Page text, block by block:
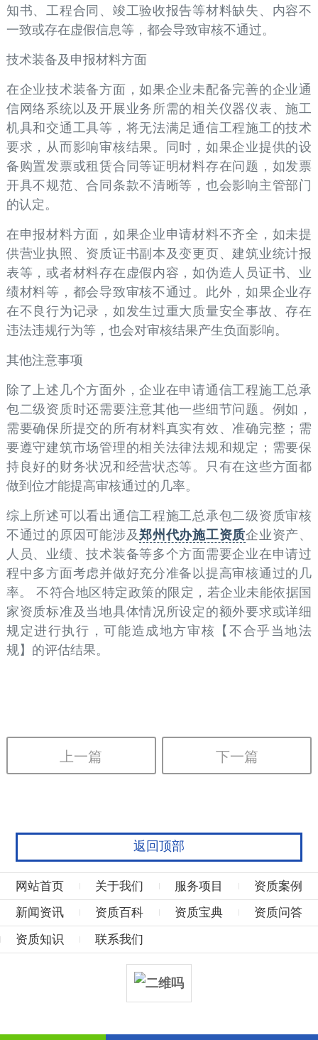
知书、工程合同、竣工验收报告等材料缺失、内容不
一致或存在虚假信息等，都会导致审核不通过。
技术装备及申报材料方面
在企业技术装备方面，如果企业未配备完善的企业通
信网络系统以及开展业务所需的相关仪器仪表、施工
机具和交通工具等，将无法满足通信工程施工的技术
要求，从而影响审核结果。同时，如果企业提供的设
备购置发票或租赁合同等证明材料存在问题，如发票
开具不规范、合同条款不清晰等，也会影响主管部门
的认定。
在申报材料方面，如果企业申请材料不齐全，如未提
供营业执照、资质证书副本及变更页、建筑业统计报
表等，或者材料存在虚假内容，如伪造人员证书、业
绩材料等，都会导致审核不通过。此外，如果企业存
在不良行为记录，如发生过重大质量安全事故、存在
违法违规行为等，也会对审核结果产生负面影响。
其他注意事项
除了上述几个方面外，企业在申请通信工程施工总承
包二级资质时还需要注意其他一些细节问题。例如，
需要确保所提交的所有材料真实有效、准确完整；需
要遵守建筑市场管理的相关法律法规和规定；需要保
持良好的财务状况和经营状态等。只有在这些方面都
做到位才能提高审核通过的几率。
综上所述可以看出通信工程施工总承包二级资质审核
不通过的原因可能涉及郑州代办施工资质企业资产、
人员、业绩、技术装备等多个方面需要企业在申请过
程中多方面考虑并做好充分准备以提高审核通过的几
率。 不符合地区特定政策的限定，若企业未能依据国
家资质标准及当地具体情况所设定的额外要求或详细
规定进行执行，可能造成地方审核【不合乎当地法
规】的评估结果。
上一篇 下一篇
返回顶部
网站首页 关于我们 服务项目 资质案例
新闻资讯 资质百科 资质宝典 资质问答
资质知识 联系我们